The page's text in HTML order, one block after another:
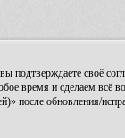
подтверждаете своё
время и сделаем всё
после обновления/